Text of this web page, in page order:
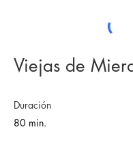
Viejas de
Duración
80 min.